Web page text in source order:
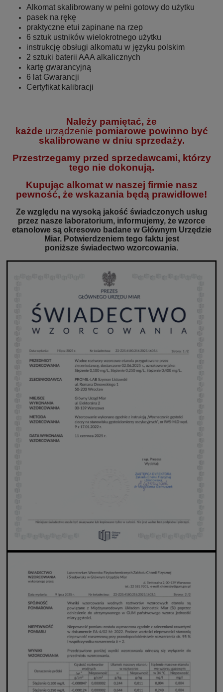
Alkomat skalibrowany w pełni gotowy do użytku
pasek na rękę
praktyczne etui zapinane na rzep
6 sztuk ustników wielokrotnego użytku
instrukcję obsługi alkomatu w języku polskim
2 sztuki baterii AAA alkalicznych
kartę gwarancyjną
6 lat Gwarancji
Certyfikat kalibracji
Należy pamiętać, że
każde urządzenie pomiarowe powinno być
skalibrowane w dniu sprzedaży.
Przestrzegamy przed sprzedawcami, którzy
tego nie dokonują.
Kupując alkomat w naszej firmie nasz
pewność, że wskazania będą prawidłowe!
Ze względu na wysoką jakość świadczonych usług
przez nasze laboratorium, informujemy, że wzorce
etanolowe są okresowo badane w Głównym Urzędzie
Miar. Potwierdzeniem tego faktu jest
poniższe świadectwo wzorcowania.